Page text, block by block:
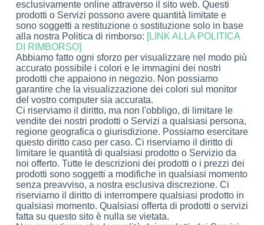
esclusivamente online attraverso il sito web. Questi
prodotti o Servizi possono avere quantità limitate e
sono soggetti a restituzione o sostituzione solo in base
alla nostra Politica di rimborso: [LINK ALLA POLITICA
DI RIMBORSO]
Abbiamo fatto ogni sforzo per visualizzare nel modo più
accurato possibile i colori e le immagini dei nostri
prodotti che appaiono in negozio. Non possiamo
garantire che la visualizzazione dei colori sul monitor
del vostro computer sia accurata.
Ci riserviamo il diritto, ma non l'obbligo, di limitare le
vendite dei nostri prodotti o Servizi a qualsiasi persona,
regione geografica o giurisdizione. Possiamo esercitare
questo diritto caso per caso. Ci riserviamo il diritto di
limitare le quantità di qualsiasi prodotto o Servizio da
noi offerto. Tutte le descrizioni dei prodotti o i prezzi dei
prodotti sono soggetti a modifiche in qualsiasi momento
senza preavviso, a nostra esclusiva discrezione. Ci
riserviamo il diritto di interrompere qualsiasi prodotto in
qualsiasi momento. Qualsiasi offerta di prodotti o servizi
fatta su questo sito è nulla se vietata.